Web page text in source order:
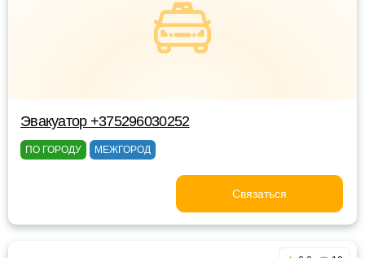
Эвакуатор +375296030252
ПО ГОРОДУ МЕЖГОРОД
Связаться